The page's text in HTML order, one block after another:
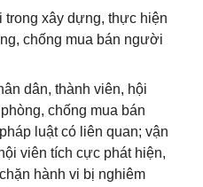
trong xây dựng, thực hiện
chống mua bán người
dân, thành viên, hội
chống mua bán
luật có liên quan; vận
viên tích cực phát hiện,
hành vi bị nghiêm